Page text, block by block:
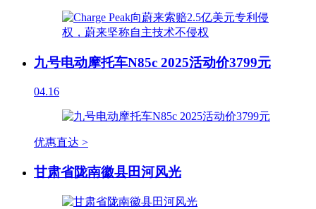
九号电动摩托车N85c 2025活动价3799元
04.16
优惠直达 >
甘肃省陇南徽县田河风光